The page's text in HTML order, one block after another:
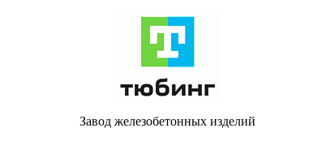
Завод железобетонных изделий